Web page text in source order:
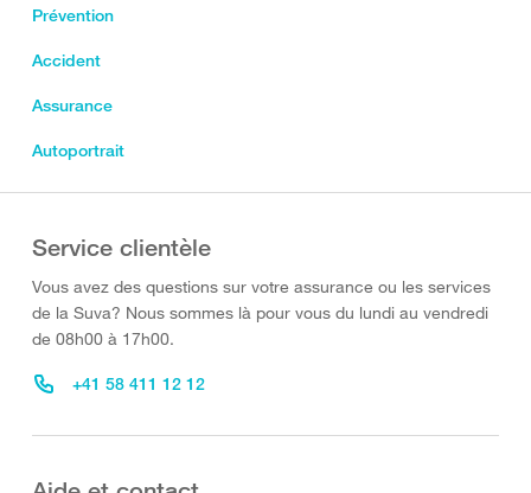
Prévention
Accident
Assurance
Autoportrait
Service clientèle
Vous avez des questions sur votre assurance ou les services
de la Suva? Nous sommes là pour vous du lundi au vendredi
de 08h00 à 17h00.
+41 58 411 12 12